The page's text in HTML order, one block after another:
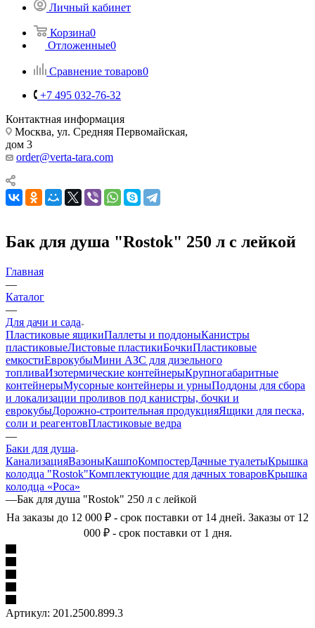
Личный кабинет
Корзина0
Отложенные0
Сравнение товаров0
+7 495 032-76-32
Контактная информация
Москва, ул. Средняя Первомайская,
дом 3
order@verta-tara.com
Бак для душа "Rostok" 250 л с лейкой
Главная
—
Каталог
—
Для дачи и сада
Пластиковые ящикиПаллеты и поддоныКанистры
пластиковыеЛистовые пластикиБочкиПластиковые
емкостиЕврокубыМини АЗС для дизельного
топливаИзотермические контейнерыКрупногабаритные
контейнерыМусорные контейнеры и урныПоддоны для сбора
и локализации проливов под канистры, бочки и
еврокубыДорожно-строительная продукцияЯщики для песка,
соли и реагентовПластиковые ведра
—
Баки для душа
КанализацияВазоныКашпоКомпостерДачные туалетыКрышка
колодца "Rostok"Комплектующие для дачных товаровКрышка
колодца «Роса»
—Бак для душа "Rostok" 250 л с лейкой
На заказы до 12 000 ₽ - срок поставки от 14 дней. Заказы от 12
000 ₽ - срок поставки от 1 дня.
Артикул: 201.2500.899.3